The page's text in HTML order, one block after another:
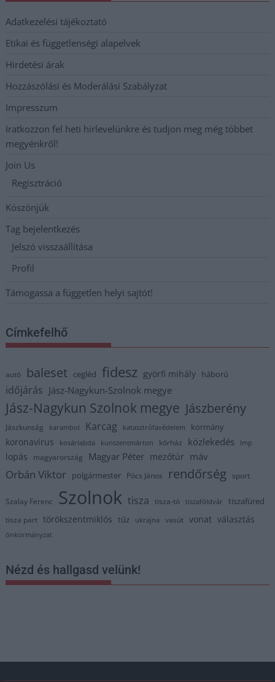
Adatkezelési tájékoztató
Etikai és függetlenségi alapelvek
Hirdetési árak
Hozzászólási és Moderálási Szabályzat
Impresszum
Iratkozzon fel heti hírlevelünkre és tudjon meg még többet
megyénkről!
Join Us
Regisztráció
Köszönjük
Tag bejelentkezés
Jelszó visszaállítása
Profil
Támogassa a független helyi sajtót!
Címkefelhő
autó baleset cegléd fidesz györfi mihály háború
időjárás Jász-Nagykun-Szolnok megye
Jász-Nagykun Szolnok megye Jászberény
Jászkunság karambol Karcag katasztrófavédelem kormány
koronavírus kosárlabda kunszentmárton kórház közlekedés lmp
lopás magyarország Magyar Péter mezőtúr máv
Orbán Viktor polgármester Pócs János rendőrség sport
Szalay Ferenc Szolnok tisza tisza-tó tiszaföldvár tiszafüred
tisza part törökszentmiklós tűz ukrajna vasút vonat választás
önkormányzat
Nézd és hallgasd velünk!